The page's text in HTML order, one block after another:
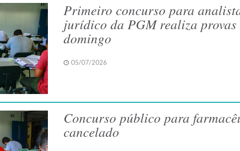
Primeiro concurso para
jurídico da PGM realiza provas
domingo
05/07/2026
Concurso público para
cancelado